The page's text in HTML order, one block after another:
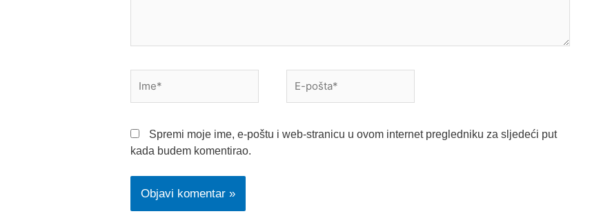
pošta*
Spremi moje ime, e-poštu i web-stranicu u ovom internet pregledniku za sljedeći put
kada budem komentirao.